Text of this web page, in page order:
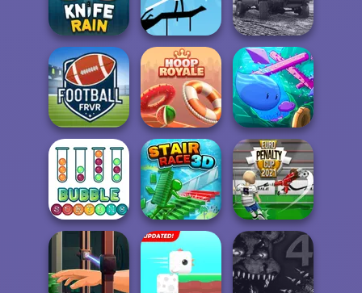
Penguin Cafe Blue Box Cut For Cat
Knife Rain Halloween Archer
Offroad Masters
Challenge
Football FRVR Hoop Royale Mini Swim
Bubble Sorting Stair Race 3D
Euro Penalty Cup
2021